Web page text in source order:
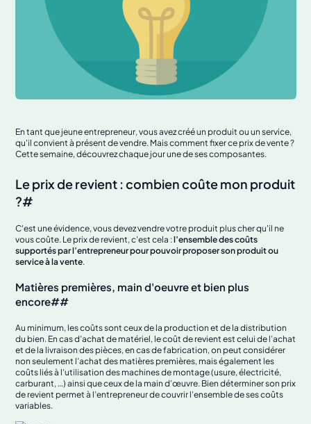
En tant que jeune entrepreneur, vous avez créé un produit ou un service,
qu'il convient à présent de vendre. Mais comment fixer ce prix de vente ?
Cette semaine, découvrez chaque jour une de ses composantes.
Le prix de revient : combien coûte mon produit
?#
C'est une évidence, vous devez vendre votre produit plus cher qu'il ne
vous coûte. Le prix de revient, c'est cela :l’ensemble des coûts
supportés par l’entrepreneur pour pouvoir proposer son produit ou
service à la vente.
Matières premières, main d'oeuvre et bien plus
encore##
Au minimum, les coûts sont ceux de la production et de la distribution
du bien. En cas d’achat de matériel, le coût de revient est celui de l’achat
et de la livraison des pièces, en cas de fabrication, on peut considérer
non seulement l’achat des matières premières, mais également les
coûts liés à l’utilisation des machines de montage (usure, électricité,
carburant, …) ainsi que ceux de la main d’œuvre. Bien déterminer son prix
de revient permet à l’entrepreneur de couvrir l’ensemble de ses coûts
variables.